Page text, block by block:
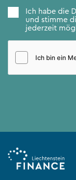
Zustimmung*
Ich habe die
und stimme
jederzeit